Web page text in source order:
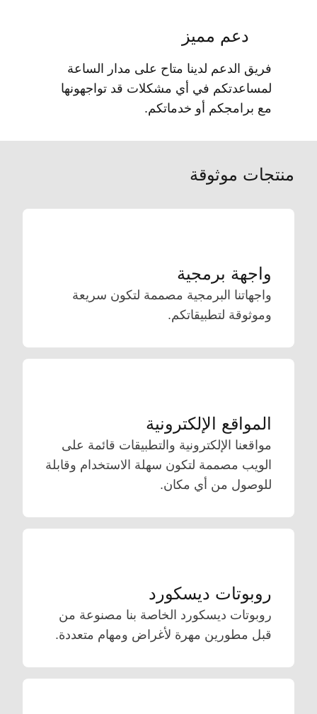
دعم مميز
فريق الدعم لدينا متاح على مدار الساعة
لمساعدتكم في أي مشكلات قد تواجهونها
مع برامجكم أو خدماتكم.
منتجات موثوقة
واجهة برمجية
واجهاتنا البرمجية مصممة لتكون سريعة
وموثوقة لتطبيقاتكم.
المواقع الإلكترونية
مواقعنا الإلكترونية والتطبيقات قائمة على
الويب مصممة لتكون سهلة الاستخدام وقابلة
للوصول من أي مكان.
روبوتات ديسكورد
روبوتات ديسكورد الخاصة بنا مصنوعة من
قبل مطورين مهرة لأغراض ومهام متعددة.